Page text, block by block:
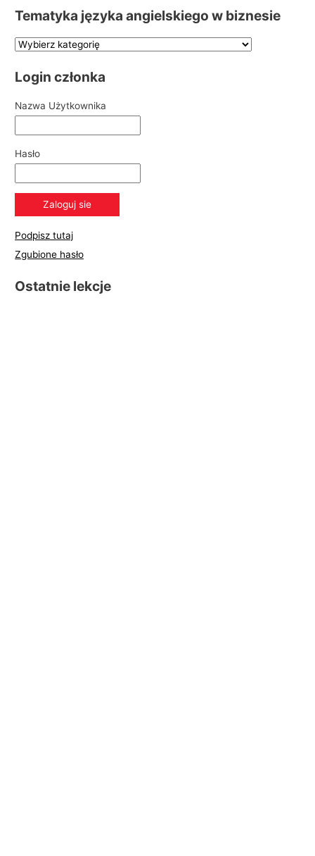
Tematyka języka angielskiego w biznesie
Login członka
Nazwa Użytkownika
Hasło
Podpisz tutaj
Zgubione hasło
Ostatnie lekcje